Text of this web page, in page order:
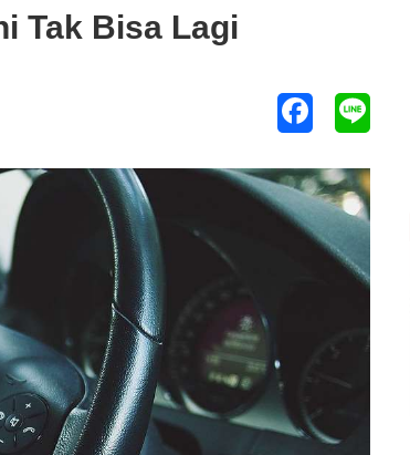
Tak Bisa Lagi